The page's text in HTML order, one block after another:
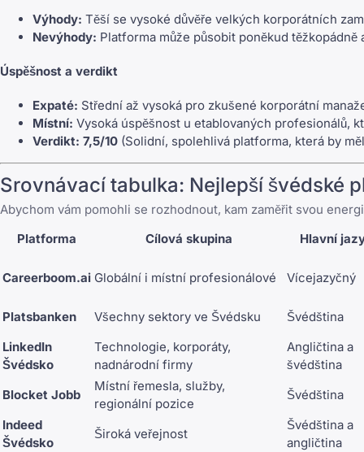
Výhody: Těší se vysoké důvěře velkých korporátních
Nevýhody: Platforma může působit poněkud
Úspěšnost a verdikt
Expaté: Střední až vysoká pro zkušené korporátní
Místní: Vysoká úspěšnost u etablovaných profesionálů,
Verdikt: 7,5/10 (Solidní, spolehlivá platforma, která by
Srovnávací tabulka: Nejlepší švédské
Abychom vám pomohli se rozhodnout, kam zaměřit svou
Platforma
Cílová skupina Hlavní
Careerboom.ai Globální i místní profesionálové Vícejazyčný
Platsbanken Všechny sektory ve Švédsku
Švédština
LinkedIn
Švédsko
Technologie, korporáty,
nadnárodní firmy
Angličtina a
švédština
Blocket Jobb
Místní řemesla, služby,
regionální pozice
Švédština
Indeed
Švédsko
Široká veřejnost
Švédština a
angličtina